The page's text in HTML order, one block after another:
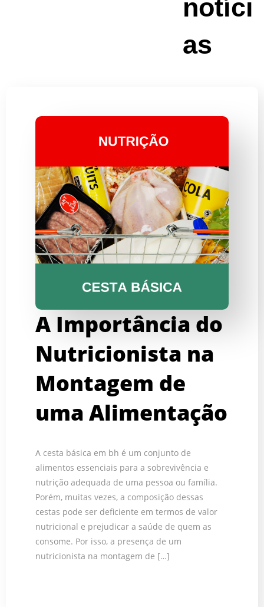
notíci
as
A Importância do
Nutricionista na
Montagem de
uma Alimentação
A cesta básica em bh é um conjunto de
alimentos essenciais para a sobrevivência e
nutrição adequada de uma pessoa ou família.
Porém, muitas vezes, a composição dessas
cestas pode ser deficiente em termos de valor
nutricional e prejudicar a saúde de quem as
consome. Por isso, a presença de um
nutricionista na montagem de […]